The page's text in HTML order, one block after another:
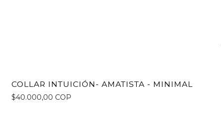
COLLAR INTUICIÓN- AMATISTA - MINIMAL
$40.000,00 COP